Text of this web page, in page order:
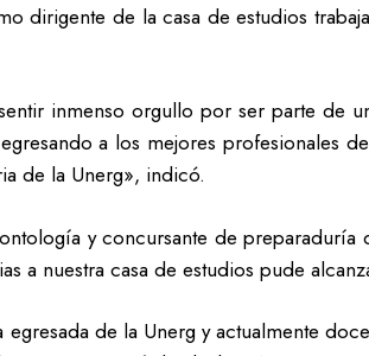
dirigente de la casa de estudios
inmenso orgullo por ser parte de
a los mejores
de la Unerg», indicó.
y concursante de
a nuestra casa de estudios pude
de la Unerg y actualmente